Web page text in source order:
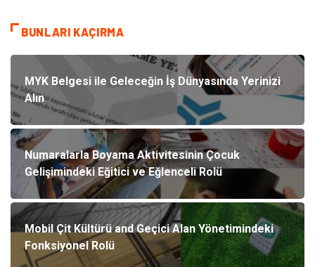
BUNLARI KAÇIRMA
MYK Belgesi ile Geleceğin İş Dünyasında Yerinizi
Alın
Numaralarla Boyama Aktivitesinin Çocuk
Gelişimindeki Eğitici ve Eğlenceli Rolü
Mobil Çit Kültürü and Geçici Alan Yönetimindeki
Fonksiyonel Rolü